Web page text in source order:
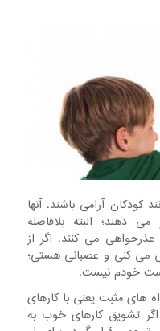
آرامی‌ باشند. آنها
‌دهند؛ البته‌ بلافاصله‌
می‌ کنند. اگر از
می‌ کنی‌ و عصبانی‌ هستی؛
خودم‌ نیست.
های مثبت یعنی با کارهای
تشویق کارهای خوب به